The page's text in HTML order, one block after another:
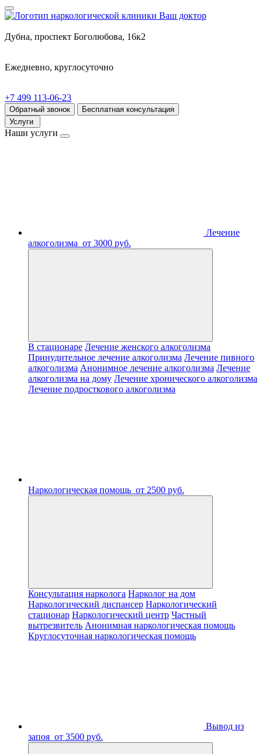
Дубна, проспект Боголюбова, 16к2
Ежедневно, круглосуточно
+7 499 113-06-23
Обратный звонок
Бесплатная консультация
Услуги
Наши услуги
Лечение
алкоголизма от 3000 руб.
В стационаре Лечение женского алкоголизма
Принудительное лечение алкоголизма Лечение пивного
алкоголизма Анонимное лечение алкоголизма Лечение
алкоголизма на дому Лечение хронического алкоголизма
Лечение подросткового алкоголизма
Наркологическая помощь от 2500 руб.
Консультация нарколога Нарколог на дом
Наркологический диспансер Наркологический
стационар Наркологический центр Частный
вытрезвитель Анонимная наркологическая помощь
Круглосуточная наркологическая помощь
Вывод из
запоя от 3500 руб.